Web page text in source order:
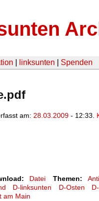
linksunten Spenden
am: 28.03.2009 - 12:33.
Datei Themen:
D-linksunten D-Osten
am Main